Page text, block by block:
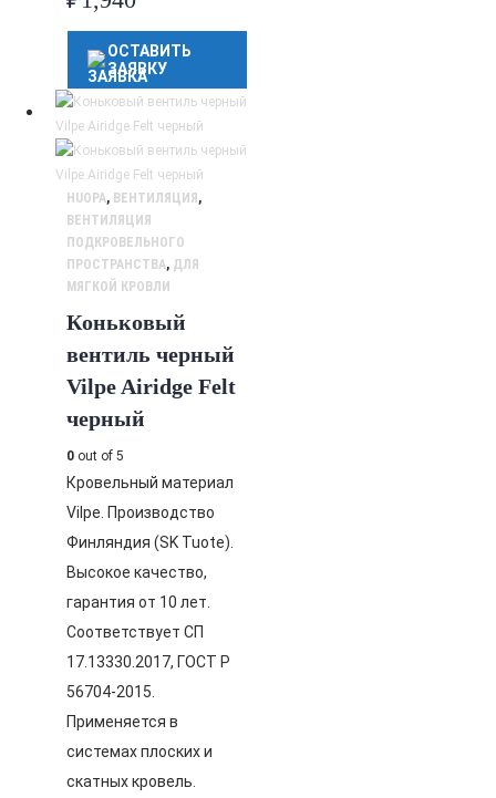
ОСТАВИТЬ
ЗАЯВКУ
HUOPA, ВЕНТИЛЯЦИЯ,
ВЕНТИЛЯЦИЯ
ПОДКРОВЕЛЬНОГО
ПРОСТРАНСТВА, ДЛЯ
МЯГКОЙ КРОВЛИ
Коньковый
вентиль черный
Vilpe Airidge Felt
черный
0 out of 5
Кровельный материал
Vilpe. Производство
Финляндия (SK Tuote).
Высокое качество,
гарантия от 10 лет.
Соответствует СП
17.13330.2017, ГОСТ Р
56704-2015.
Применяется в
системах плоских и
скатных кровель.